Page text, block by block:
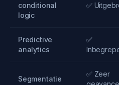
conditional
logic
✅
Predictive
analytics
✅
Segmentatie
✅ Zeer